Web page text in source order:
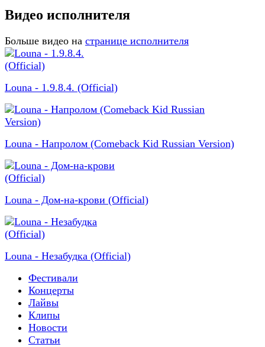
Видео исполнителя
Больше видео на странице исполнителя
Louna - 1.9.8.4. (Official)
Louna - Напролом (Comeback Kid Russian Version)
Louna - Дом-на-крови (Official)
Louna - Незабудка (Official)
Фестивали
Концерты
Лайвы
Клипы
Новости
Статьи